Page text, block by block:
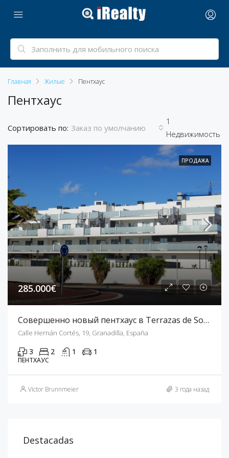
Главная Жилые Пентхаус
Пентхаус
1
Недвижимость
Сортировать по: Заказ по умолчанию
ПРОДАЖА
285.000€
Совершенно новый пентхаус в Terrazas de Sotavento
Calle Hernán Cortés, 19, Granadilla, España
3 2 1 1
ПЕНТХАУС
Victor Brunnmeier 3 года назад
Destacadas